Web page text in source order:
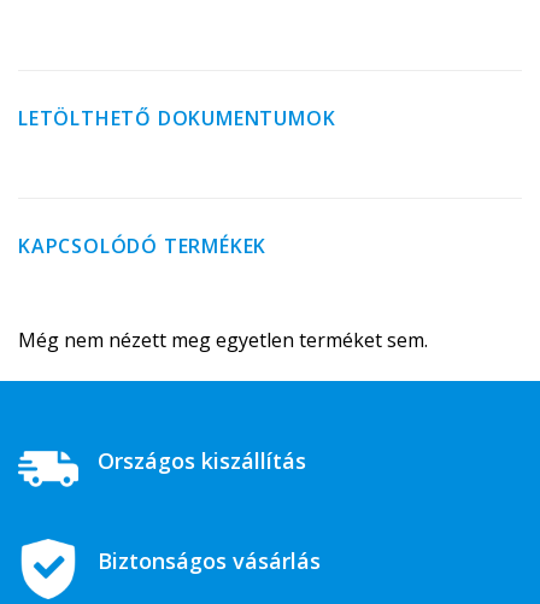
LETÖLTHETŐ DOKUMENTUMOK
KAPCSOLÓDÓ TERMÉKEK
Még nem nézett meg egyetlen terméket sem.
Országos kiszállítás
Biztonságos vásárlás